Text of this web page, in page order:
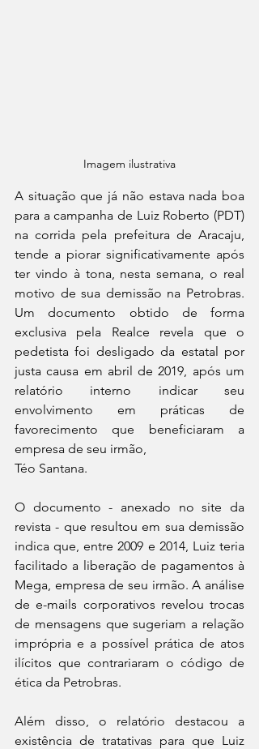
Imagem ilustrativa
A situação que já não estava nada boa
para a campanha de Luiz Roberto (PDT)
na corrida pela prefeitura de Aracaju,
tende a piorar significativamente após
ter vindo à tona, nesta semana, o real
motivo de sua demissão na Petrobras.
Um documento obtido de forma
exclusiva pela Realce revela que o
pedetista foi desligado da estatal por
justa causa em abril de 2019, após um
relatório interno indicar seu
envolvimento em práticas de
favorecimento que beneficiaram a
empresa de seu irmão,
Téo Santana.
O documento - anexado no site da
revista - que resultou em sua demissão
indica que, entre 2009 e 2014, Luiz teria
facilitado a liberação de pagamentos à
Mega, empresa de seu irmão. A análise
de e-mails corporativos revelou trocas
de mensagens que sugeriam a relação
imprópria e a possível prática de atos
ilícitos que contrariaram o código de
ética da Petrobras.
Além disso, o relatório destacou a
existência de tratativas para que Luiz